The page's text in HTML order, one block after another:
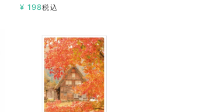
¥ 198税込